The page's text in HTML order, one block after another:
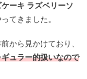
ーキ ラズベリーソ
てきました。
から見かけており、
ュラー的扱いなので